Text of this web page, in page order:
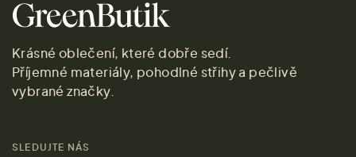
Krásné oblečení, které dobře sedí.
Příjemné materiály, pohodlné střihy a pečlivě
vybrané značky.
SLEDUJTE NÁS